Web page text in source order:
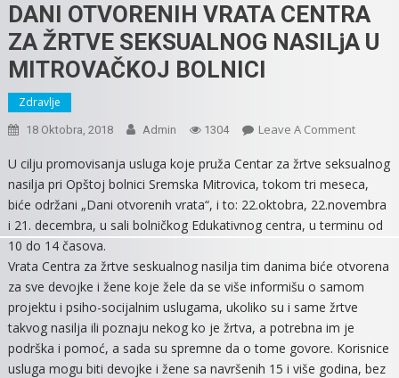
DANI OTVORENIH VRATA CENTRA
ZA ŽRTVE SEKSUALNOG NASILjA U
MITROVAČKOJ BOLNICI
Zdravlje
18 Oktobra, 2018 Admin 1304 Leave A CommentOn
VRATA
CENTRA
ZA
NASILjA
U
BOLNICI
U cilju promovisanja usluga koje pruža Centar za žrtve seksualnog
nasilja pri Opštoj bolnici Sremska Mitrovica, tokom tri meseca,
biće održani „Dani otvorenih vrata“, i to: 22.oktobra, 22.novembra
i 21. decembra, u sali bolničkog Edukativnog centra, u terminu od
10 do 14 časova.
Vrata Centra za žrtve seskualnog nasilja tim danima biće otvorena
za sve devojke i žene koje žele da se više informišu o samom
projektu i psiho-socijalnim uslugama, ukoliko su i same žrtve
takvog nasilja ili poznaju nekog ko je žrtva, a potrebna im je
podrška i pomoć, a sada su spremne da o tome govore. Korisnice
usluga mogu biti devojke i žene sa navršenih 15 i više godina, bez